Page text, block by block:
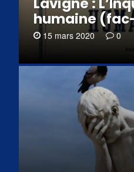
humaine
15 mars 2020 0